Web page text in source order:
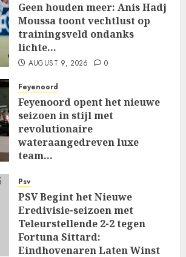
Geen houden meer: Anis Hadj
Moussa toont vechtlust op
trainingsveld ondanks
lichte…
AUGUST 9, 2026 0
Feyenoord
Feyenoord opent het nieuwe
seizoen in stijl met
revolutionaire
wateraangedreven luxe
team…
Psv
PSV Begint het Nieuwe
Eredivisie-seizoen met
Teleurstellende 2-2 tegen
Fortuna Sittard:
Eindhovenaren Laten Winst